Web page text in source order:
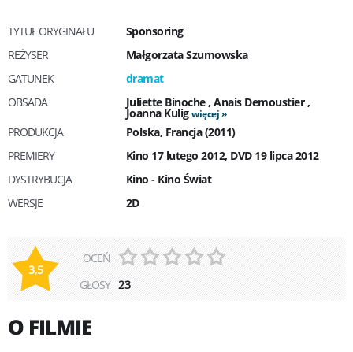
TYTUŁ ORYGINAŁU
Sponsoring
REŻYSER
Małgorzata Szumowska
GATUNEK
dramat
OBSADA
Juliette Binoche,Anais Demoustier,
Joanna Kulig więcej
PRODUKCJA
Polska, Francja (2011)
PREMIERY
Kino 17 lutego 2012, DVD 19 lipca 2012
DYSTRYBUCJA
Kino - Kino Świat
WERSJE
2D
3,5
OCEŃ
GŁOSY 23
O FILMIE